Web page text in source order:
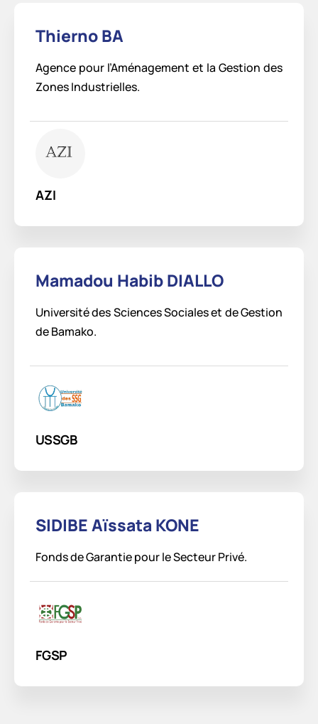
Thierno BA
Agence pour l’Aménagement et la Gestion des
Zones Industrielles.
AZI
Mamadou Habib DIALLO
Université des Sciences Sociales et de Gestion
de Bamako.
USSGB
SIDIBE Aïssata KONE
Fonds de Garantie pour le Secteur Privé.
FGSP